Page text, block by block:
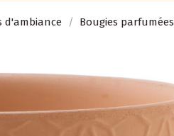
d'ambiance Bougies parfumées